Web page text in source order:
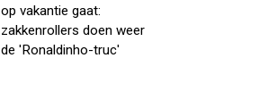
op vakantie gaat:
zakkenrollers doen weer
de 'Ronaldinho-truc'